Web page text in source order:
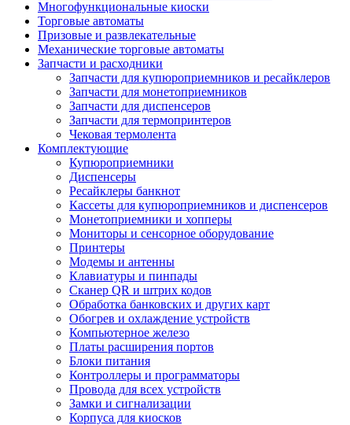
Многофункциональные киоски
Торговые автоматы
Призовые и развлекательные
Механические торговые автоматы
Запчасти и расходники
Запчасти для купюроприемников и ресайклеров
Запчасти для монетоприемников
Запчасти для диспенсеров
Запчасти для термопринтеров
Чековая термолента
Комплектующие
Купюроприемники
Диспенсеры
Ресайклеры банкнот
Кассеты для купюроприемников и диспенсеров
Монетоприемники и хопперы
Мониторы и сенсорное оборудование
Принтеры
Модемы и антенны
Клавиатуры и пинпады
Сканер QR и штрих кодов
Обработка банковских и других карт
Обогрев и охлаждение устройств
Компьютерное железо
Платы расширения портов
Блоки питания
Контроллеры и программаторы
Провода для всех устройств
Замки и сигнализации
Корпуса для киосков